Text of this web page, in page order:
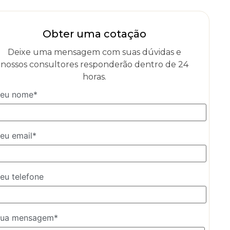
Obter uma cotação
Deixe uma mensagem com suas dúvidas e
nossos consultores responderão dentro de 24
horas.
nome*
email*
telefone
mensagem*